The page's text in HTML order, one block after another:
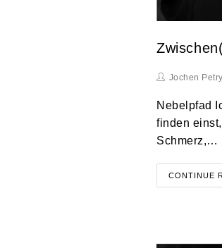
Jochen Petry
Nebelpfad
finden
Schmerz,…
CONTINUE